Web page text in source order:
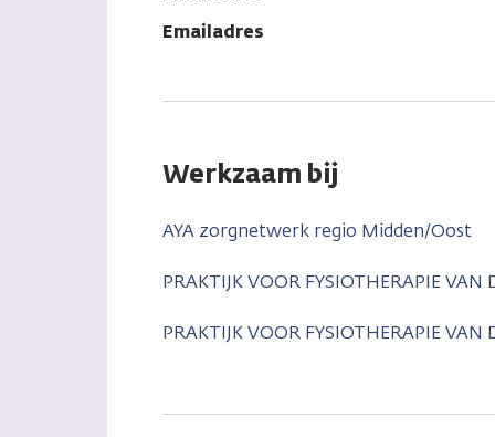
Emailadres
Werkzaam bij
AYA zorgnetwerk regio Midden/Oost
PRAKTIJK VOOR FYSIOTHERAPIE VAN
PRAKTIJK VOOR FYSIOTHERAPIE VAN